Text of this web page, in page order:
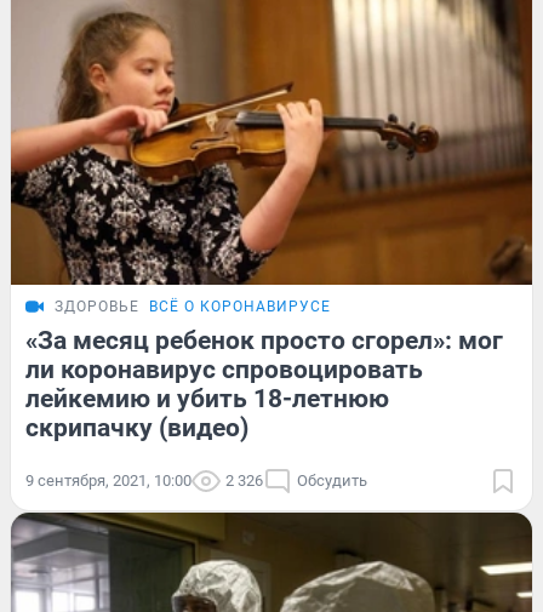
ЗДОРОВЬЕ ВСЁ О КОРОНАВИРУСЕ
«За месяц ребенок просто сгорел»: мог
ли коронавирус спровоцировать
лейкемию и убить 18-летнюю
скрипачку (видео)
9 сентября, 2021, 10:00 2 326 Обсудить